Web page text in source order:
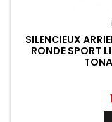
SILENCIEUX
RONDE SPORT